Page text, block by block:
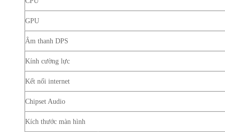
GPU
Âm thanh DPS
Kính cường lực
Kết nối internet
Chipset Audio
Kích thước màn hình